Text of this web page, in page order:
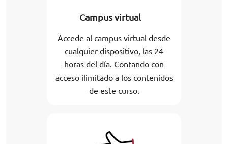
Campus virtual
Accede al campus virtual desde
cualquier dispositivo, las 24
horas del día. Contando con
acceso ilimitado a los contenidos
de este curso.